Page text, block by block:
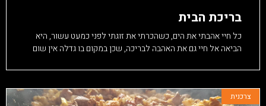
בריכת הבית
כל חיי אהבתי את הים, כשהכרתי את זוגתי לפני כמעט עשור, היא
הביאה אל חיי גם את האהבה לבריכה, שכן במקום בו גדלה אין שום
צרכנית